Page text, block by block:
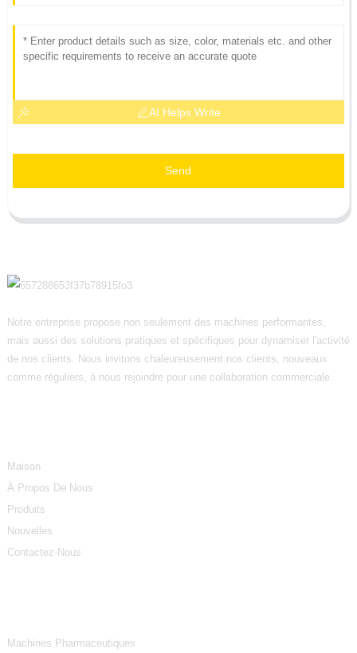
AI Helps Write
Send
Notre entreprise propose non seulement des machines performantes,
mais aussi des solutions pratiques et spécifiques pour dynamiser l'activité
de nos clients. Nous invitons chaleureusement nos clients, nouveaux
comme réguliers, à nous rejoindre pour une collaboration commerciale.
Maison
À Propos De Nous
Produits
Nouvelles
Contactez-Nous
Machines Pharmaceutiques